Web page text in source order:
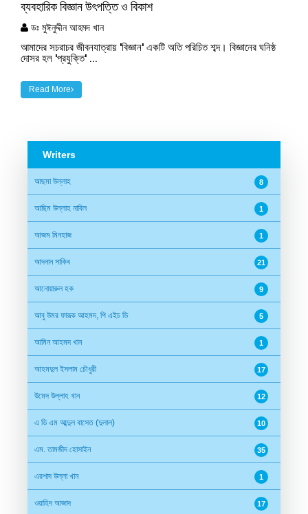
ব্যবহারিক বিজ্ঞান উৎপত্তি ও বিকাশ
ডঃ মুঈনুদ্দীন আহমদ খান
আমাদের সচরাচর জীবনযাত্রায় 'বিজ্ঞান' একটি অতি পরিচিত শব্দ। বিজ্ঞানের ঘনিষ্ঠ
দোসর হল 'প্রযুক্তি' ...
Read More
Writers
আছমা উল্লাহ 8
আছিম উল্লাহ নাবিল 1
আজম মিনহাজ 1
আদনান সাকিব 21
আনোয়ারুল হক 9
আবু উমর ফারূক আহমদ, পি এইচ ডি 5
আমিন আহমদ খান 1
আহমদুল ইসলাম চৌধুরী 17
উমেদ উল্লাহ খান 12
এ ডি এম আব্দুল বাসেত (দুলাল) 10
এম. তামজীদ হোসাইন 35
এরশাদ উল্লা খান 1
ওয়াহিদ আজাদ 17